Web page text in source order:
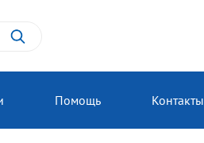
Помощь Контакты